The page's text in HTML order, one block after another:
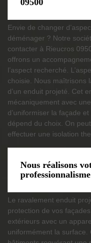
Envie de changer
déménager ? Notre
contacter à Rieucros
offrons un
l’aspect recherché.
choisie. Nous maîtrisons
d’un enduit projeté. Cet
mécaniquement avec
d’uniformiser la façade
dépend du choix. On
effectuer une isolation
Nous réalisons
professionnalisme
Le ravalement enduit
protection de vos
extérieurs avec un
uniformément la surface.